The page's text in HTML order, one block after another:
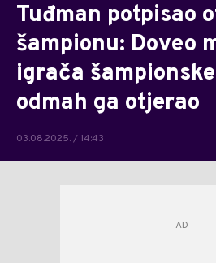
Tuđman potpisao
šampionu: Doveo
igrača
odmah ga otjerao
03.08.2025. / 14:43